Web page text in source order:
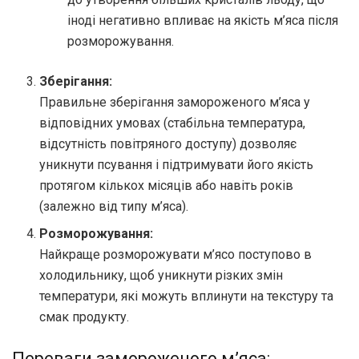
іноді негативно впливає на якість м’яса після
розморожування.
Зберігання:
Правильне зберігання замороженого м’яса у
відповідних умовах (стабільна температура,
відсутність повітряного доступу) дозволяє
уникнути псування і підтримувати його якість
протягом кількох місяців або навіть років
(залежно від типу м’яса).
Розморожування:
Найкраще розморожувати м’ясо поступово в
холодильнику, щоб уникнути різких змін
температури, які можуть вплинути на текстуру та
смак продукту.